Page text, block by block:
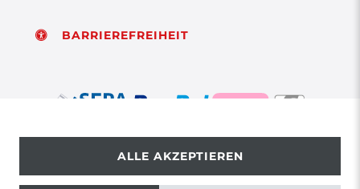
BARRIEREFREIHEIT
© Copyright 2026 | Alle Rechte vorbehalten.
ALLE AKZEPTIEREN